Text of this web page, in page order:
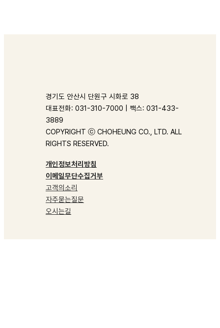
경기도 안산시 단원구 시화로 38
대표전화: 031-310-7000 | 팩스: 031-433-
3889
COPYRIGHT ⓒ CHOHEUNG CO., LTD. ALL
RIGHTS RESERVED.
개인정보처리방침
이메일무단수집거부
고객의소리
자주묻는질문
오시는길